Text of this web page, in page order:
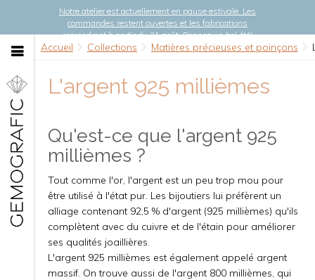
Notre atelier est actuellement en pause estivale. Les
commandes restent ouvertes et les fabrications
reprendront à partir du 21 août. Passez un bel été!
Accueil Collections Matières précieuses et poinçons
L'argent 925 millièmes
Qu'est-ce que l'argent 925
millièmes ?
Tout comme l'or, l'argent est un peu trop mou pour
être utilisé à l'état pur. Les bijoutiers lui préfèrent un
alliage contenant 92,5 % d'argent (925 millièmes) qu'ils
complètent avec du cuivre et de l'étain pour améliorer
ses qualités joaillières.
L'argent 925 millièmes est également appelé argent
massif. On trouve aussi de l'argent 800 millièmes, qui